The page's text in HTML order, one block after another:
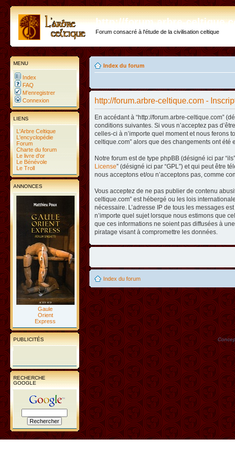
http://forum.arbre-
Forum consacré à l'étude de la civilisation celtique
MENU
Index
FAQ
M’enregistrer
Connexion
LIENS
L'Arbre Celtique
L'encyclopédie
Forum
Charte du forum
Le livre d'or
Le Bénévole
Le Troll
ANNONCES
Gaule
Orient
Express
PUBLICITÉS
RECHERCHE
GOOGLE
Index du forum
http://forum.arbre-celtique.com -
En accédant à “http://forum.arbre-celtique.com”
conditions suivantes. Si vous n’acceptez pas
celles-ci à n’importe quel moment et nous ferons
celtique.com” alors que des changements ont
Notre forum est de type phpBB (désigné ici par
License” (désigné ici par “GPL”) et qui peut être
nous acceptons et/ou n’acceptons pas, comme
Vous acceptez de ne pas publier de contenu
celtique.com” est hébergé ou les lois
nécessaire. L’adresse IP de tous les messages
n’importe quel sujet lorsque nous estimons que
que ces informations ne soient pas diffusées à
piratage visant à compromettre les données.
Index du forum